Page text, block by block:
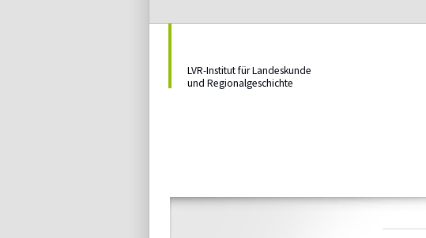
LVR-Institut für Landeskunde
und Regionalgeschichte